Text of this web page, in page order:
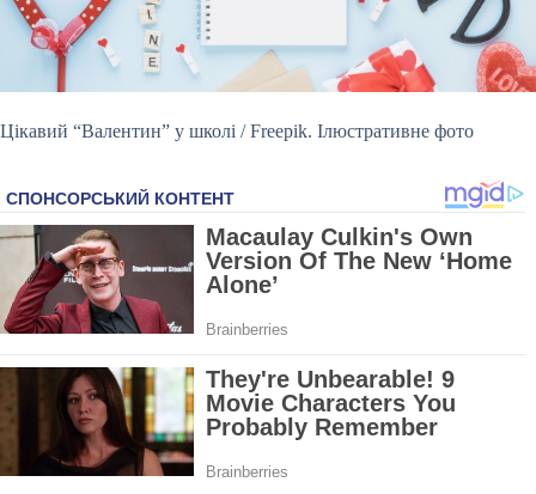
Цікавий “Валентин” у школі / Freepik. Ілюстративне фото